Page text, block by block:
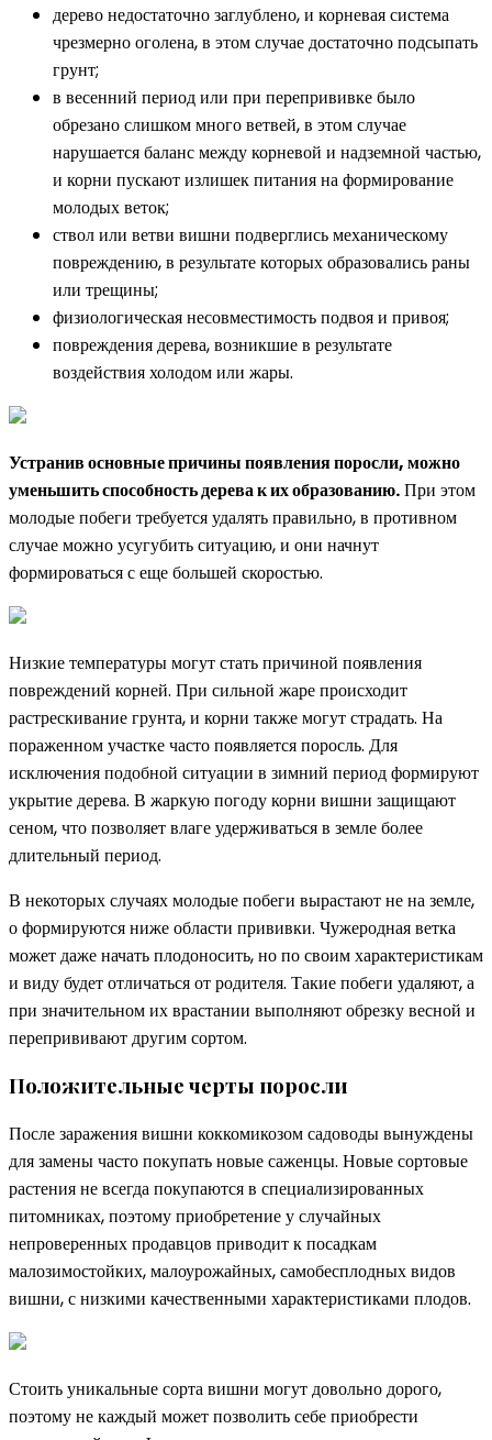
дерево недостаточно заглублено, и корневая система
чрезмерно оголена, в этом случае достаточно подсыпать
грунт;
в весенний период или при перепрививке было
обрезано слишком много ветвей, в этом случае
нарушается баланс между корневой и надземной частью,
и корни пускают излишек питания на формирование
молодых веток;
ствол или ветви вишни подверглись механическому
повреждению, в результате которых образовались раны
или трещины;
физиологическая несовместимость подвоя и привоя;
повреждения дерева, возникшие в результате
воздействия холодом или жары.
Устранив основные причины появления поросли, можно
уменьшить способность дерева к их образованию.При этом
молодые побеги требуется удалять правильно, в противном
случае можно усугубить ситуацию, и они начнут
формироваться с еще большей скоростью.
Низкие температуры могут стать причиной появления
повреждений корней. При сильной жаре происходит
растрескивание грунта, и корни также могут страдать. На
пораженном участке часто появляется поросль. Для
исключения подобной ситуации в зимний период формируют
укрытие дерева. В жаркую погоду корни вишни защищают
сеном, что позволяет влаге удерживаться в земле более
длительный период.
В некоторых случаях молодые побеги вырастают не на земле,
о формируются ниже области прививки. Чужеродная ветка
может даже начать плодоносить, но по своим характеристикам
и виду будет отличаться от родителя. Такие побеги удаляют, а
при значительном их врастании выполняют обрезку весной и
перепрививают другим сортом.
Положительные черты поросли
После заражения вишни коккомикозом садоводы вынуждены
для замены часто покупать новые саженцы. Новые сортовые
растения не всегда покупаются в специализированных
питомниках, поэтому приобретение у случайных
непроверенных продавцов приводит к посадкам
малозимостойких, малоурожайных, самобесплодных видов
вишни, с низкими качественными характеристиками плодов.
Стоить уникальные сорта вишни могут довольно дорого,
поэтому не каждый может позволить себе приобрести